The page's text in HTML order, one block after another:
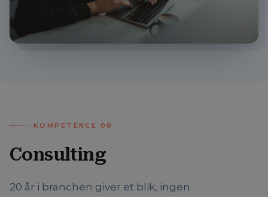
KOMPETENCE 08
Consulting
20 år i branchen giver et blik, ingen